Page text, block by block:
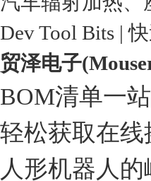
Dev Tool Bits |
贸泽电子
BOM清单一
轻松获取在线
人形机器人的